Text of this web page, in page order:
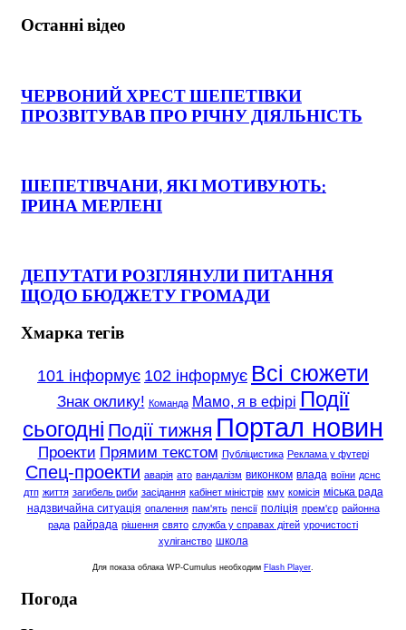
Останні відео
ЧЕРВОНИЙ ХРЕСТ ШЕПЕТІВКИ
ПРОЗВІТУВАВ ПРО РІЧНУ ДІЯЛЬНІСТЬ
ШЕПЕТІВЧАНИ, ЯКІ МОТИВУЮТЬ:
ІРИНА МЕРЛЕНІ
ДЕПУТАТИ РОЗГЛЯНУЛИ ПИТАННЯ
ЩОДО БЮДЖЕТУ ГРОМАДИ
Хмарка тегів
101 інформує 102 інформує Всі сюжети
Знак оклику! Команда Мамо, я в ефірі Події
сьогодні Події тижня Портал новин
Проекти Прямим текстом Публіцистика Реклама у футері
Спец-проекти аварія ато вандалізм виконком влада воїни дснс
дтп життя загибель риби засідання кабінет міністрів кму комісія міська рада
надзвичайна ситуація опалення пам'ять пенсії поліція прем'єр районна
рада райрада рішення свято служба у справах дітей урочистості
хуліганство школа
Для показа облака WP-Cumulus необходим Flash Player
Погода